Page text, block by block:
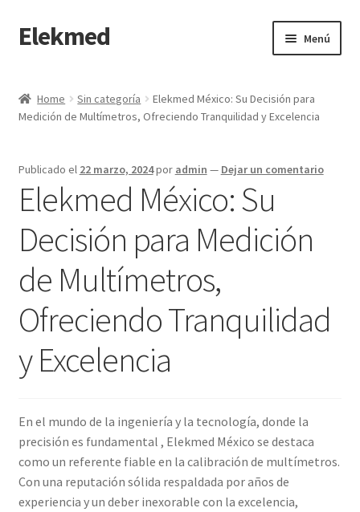
Saltar
a
Ir
al
Elekmed Menú
¿Por Qué Elegir a Elekmed México?
¿Qué es un amperímetro de gancho y cuál es su función
¿Qué es un Amperímetro y Cuál es su Función Principal?
¿Qué es un medidor de tierras y cuál es su función Principal?
¿Qué es un multímetro y cuál es su función Principal?
¿Qué es un osciloscopio y cuál es su función Principal?
Calibración de Amperímetros – Elekmed México
Calibración de Medidores de Resistencia – Elekmed México
Home Sin categoría
Elekmed México: Su Decisión para
Medición de Multímetros, Ofreciendo Tranquilidad y Excelencia
Publicado el 22 marzo, 2024por admin — Dejar un comentario
Elekmed México: Su
Decisión para Medición
de Multímetros,
Ofreciendo Tranquilidad
y Excelencia
En el mundo de la ingeniería y la tecnología, donde la
precisión es fundamental , Elekmed México se destaca
como un referente fiable en la calibración de multímetros.
Con una reputación sólida respaldada por años de
experiencia y un deber inexorable con la excelencia,